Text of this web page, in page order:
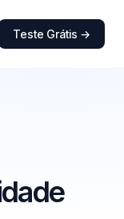
Teste Grátis →